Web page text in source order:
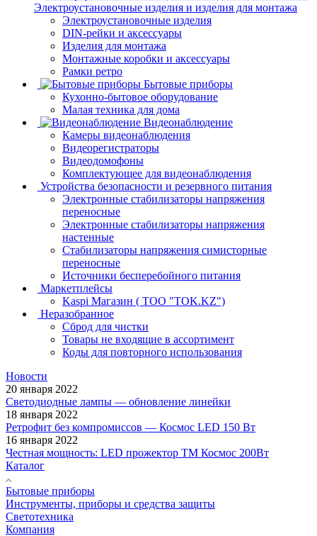
Электроустановочные изделия и изделия для монтажа
Электроустановочные изделия
DIN-рейки и аксессуары
Изделия для монтажа
Монтажные коробки и аксессуары
Рамки ретро
Бытовые приборы
Кухонно-бытовое оборудование
Малая техника для дома
Видеонаблюдение
Камеры видеонаблюдения
Видеорегистраторы
Видеодомофоны
Комплектующее для видеонаблюдения
Устройства безопасности и резервного питания
Электронные стабилизаторы напряжения
переносные
Электронные стабилизаторы напряжения
настенные
Стабилизаторы напряжения симисторные
переносные
Источники бесперебойного питания
Маркетплейсы
Kaspi Магазин ( ТОО "TOK.KZ")
Неразобранное
Сброд для чистки
Товары не входящие в ассортимент
Коды для повторного использования
Новости
20 января 2022
Светодиодные лампы — обновление линейки
18 января 2022
Ретрофит без компромиссов — Космос LED 150 Вт
16 января 2022
Честная мощность: LED прожектор ТМ Космос 200Вт
Каталог
Бытовые приборы
Инструменты, приборы и средства защиты
Светотехника
Компания